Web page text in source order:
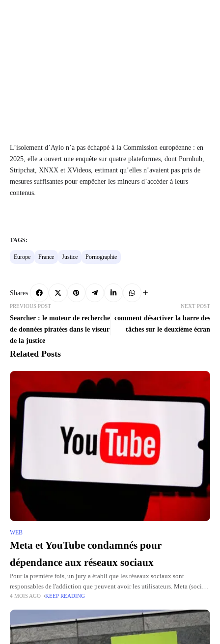
L’isolement d’Aylo n’a pas échappé à la Commission européenne : en
2025, elle a ouvert une enquête sur quatre plateformes, dont Pornhub,
Stripchat, XNXX et XVideos, estimant qu’elles n’avaient pas pris de
mesures suffisantes pour empêcher les mineurs d’accéder à leurs
contenus.
TAGS:
Europe France Justice Pornographie
Shares:
PREVIOUS POST
Searcher : le moteur de recherche
de données piratées dans le viseur
de la justice
NEXT POST
comment désactiver la barre des
tâches sur le deuxième écran
Related Posts
WEB
Meta et YouTube condamnés pour
dépendance aux réseaux sociaux
Pour la première fois, un jury a établi que les réseaux sociaux sont
responsables de l'addiction que peuvent avoir les utilisateurs. Meta (société
mère de Facebook et Instagram) et YouTube
4 MOIS AGO KEEP READING